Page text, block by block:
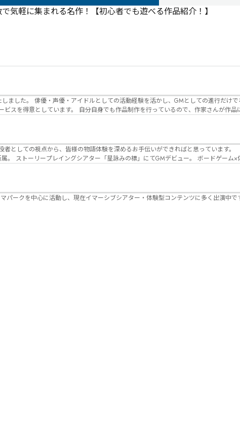
気軽に集まれる名作！【初心者でも遊べる作品紹介！】
けでなく、作品内の
いるので、作家さんが作品に込めた想いや意
語が生まれるのかを想
・店舗》 ★ Lanbelysma -ランビリズマ- (代表・制作・
ークを中心に活動し、現在イマーシブシアター・体験型コンテンツに多く出演中で